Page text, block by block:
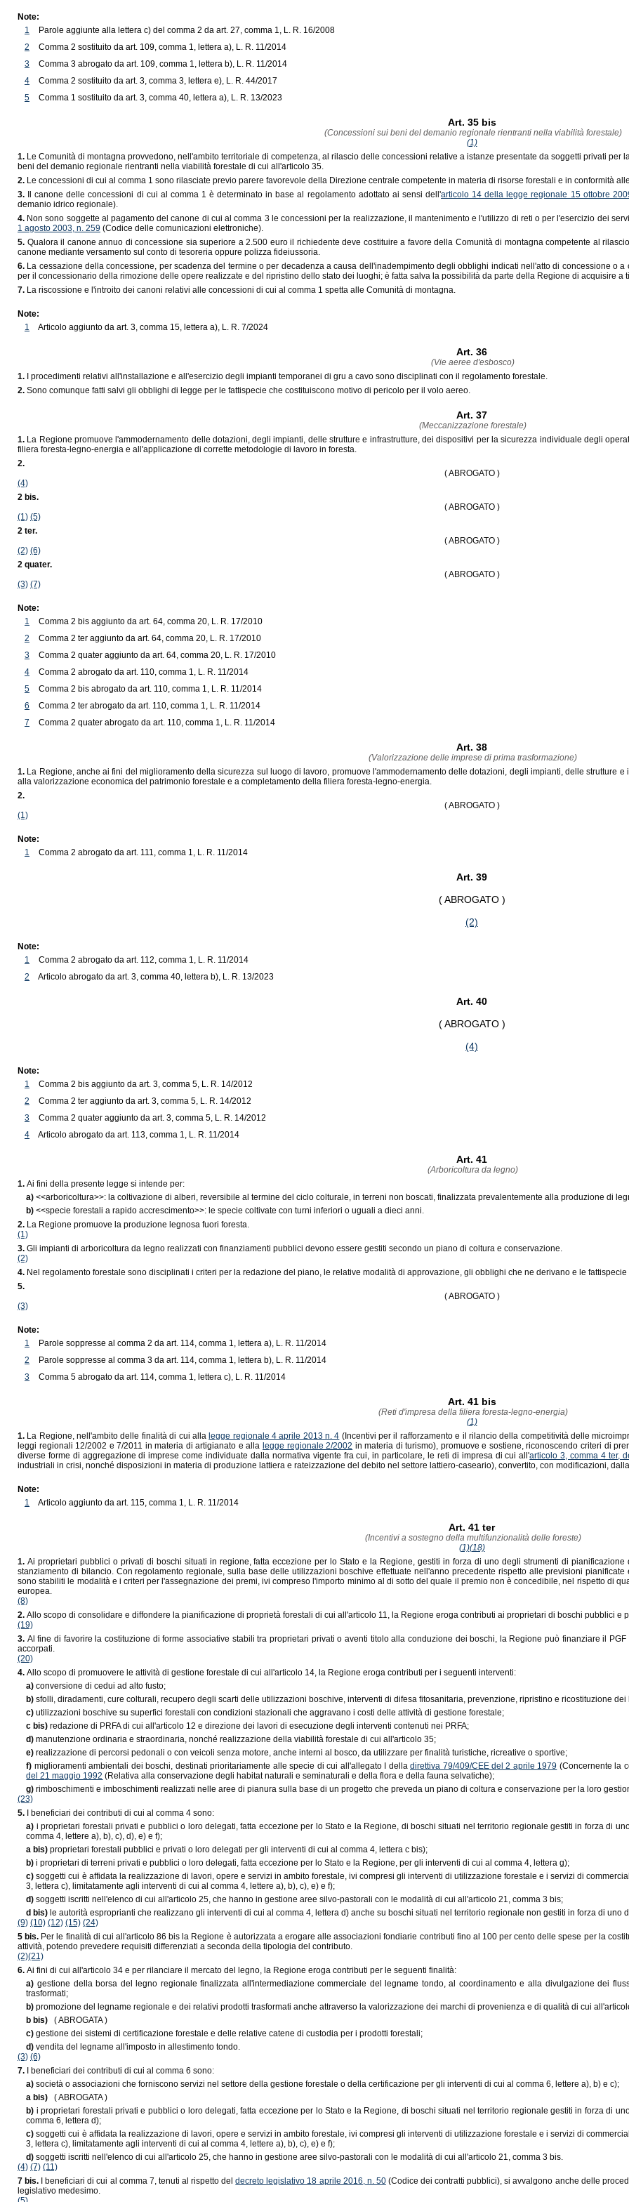
Note:
1
Parole aggiunte alla lettera c) del comma 2 da art. 27, comma 1, L. R. 16/2008
2
Comma 2 sostituito da art. 109, comma 1, lettera a), L. R. 11/2014
3
Comma 3 abrogato da art. 109, comma 1, lettera b), L. R. 11/2014
4
Comma 2 sostituito da art. 3, comma 3, lettera e), L. R. 44/2017
5
Comma 1 sostituito da art. 3, comma 40, lettera a), L. R. 13/2023
Art. 35 bis
(Concessioni sui beni del demanio regionale rientranti nella viabilità forestale)
(1)
1. Le Comunità di montagna provvedono, nell'ambito territoriale di competenza, al rilascio delle concessioni relative a istanze presentate da soggetti privati
beni del demanio regionale rientranti nella viabilità forestale di cui all'articolo 35.
2. Le concessioni di cui al comma 1 sono rilasciate previo parere favorevole della Direzione centrale competente in materia di risorse forestali e in conformità
3.
Il canone delle concessioni di cui al comma 1 è determinato in base al regolamento adottato ai sensi dell'articolo 14 della legge regionale 15 ottobre
demanio idrico regionale).
4. Non sono soggette al pagamento del canone di cui al comma 3 le concessioni per la realizzazione, il mantenimento e l'utilizzo di reti o per l'esercizio dei
1 agosto 2003, n. 259 (Codice delle comunicazioni elettroniche).
5. Qualora il canone annuo di concessione sia superiore a 2.500 euro il richiedente deve costituire a favore della Comunità di montagna competente al
canone mediante versamento sul conto di tesoreria oppure polizza fideiussoria.
6. La cessazione della concessione, per scadenza del termine o per decadenza a causa dell'inadempimento degli obblighi indicati nell'atto di concessione o
per il concessionario della rimozione delle opere realizzate e del ripristino dello stato dei luoghi; è fatta salva la possibilità da parte della Regione di acquisire a
7. La riscossione e l'introito dei canoni relativi alle concessioni di cui al comma 1 spetta alle Comunità di montagna.
Note:
1
Articolo aggiunto da art. 3, comma 15, lettera a), L. R. 7/2024
Art. 36
(Vie aeree d'esbosco)
1.
I procedimenti relativi all'installazione e all'esercizio degli impianti temporanei di gru a cavo sono disciplinati con il regolamento forestale.
2. Sono comunque fatti salvi gli obblighi di legge per le fattispecie che costituiscono motivo di pericolo per il volo aereo.
Art. 37
(Meccanizzazione forestale)
1. La Regione promuove l'ammodernamento delle dotazioni, degli impianti, delle strutture e infrastrutture, dei dispositivi per la sicurezza individuale degli
filiera foresta-legno-energia e all'applicazione di corrette metodologie di lavoro in foresta.
2.
( ABROGATO )
(4)
2 bis.
( ABROGATO )
(1) (5)
2 ter.
( ABROGATO )
(2) (6)
2 quater.
( ABROGATO )
(3) (7)
Note:
1
Comma 2 bis aggiunto da art. 64, comma 20, L. R. 17/2010
2
Comma 2 ter aggiunto da art. 64, comma 20, L. R. 17/2010
3
Comma 2 quater aggiunto da art. 64, comma 20, L. R. 17/2010
4
Comma 2 abrogato da art. 110, comma 1, L. R. 11/2014
5
Comma 2 bis abrogato da art. 110, comma 1, L. R. 11/2014
6
Comma 2 ter abrogato da art. 110, comma 1, L. R. 11/2014
7
Comma 2 quater abrogato da art. 110, comma 1, L. R. 11/2014
Art. 38
(Valorizzazione delle imprese di prima trasformazione)
1. La Regione, anche ai fini del miglioramento della sicurezza sul luogo di lavoro, promuove l'ammodernamento delle dotazioni, degli impianti, delle strutture
alla valorizzazione economica del patrimonio forestale e a completamento della filiera foresta-legno-energia.
2.
( ABROGATO )
(1)
Note:
1
Comma 2 abrogato da art. 111, comma 1, L. R. 11/2014
Art. 39
( ABROGATO )
(2)
Note:
1
Comma 2 abrogato da art. 112, comma 1, L. R. 11/2014
2
Articolo abrogato da art. 3, comma 40, lettera b), L. R. 13/2023
Art. 40
( ABROGATO )
(4)
Note:
1
Comma 2 bis aggiunto da art. 3, comma 5, L. R. 14/2012
2
Comma 2 ter aggiunto da art. 3, comma 5, L. R. 14/2012
3
Comma 2 quater aggiunto da art. 3, comma 5, L. R. 14/2012
4
Articolo abrogato da art. 113, comma 1, L. R. 11/2014
Art. 41
(Arboricoltura da legno)
1. Ai fini della presente legge si intende per:
a)<<arboricoltura>>: la coltivazione di alberi, reversibile al termine del ciclo colturale, in terreni non boscati, finalizzata prevalentemente alla produzione di
b)<<specie forestali a rapido accrescimento>>: le specie coltivate con turni inferiori o uguali a dieci anni.
2. La Regione promuove la produzione legnosa fuori foresta.
(1)
3. Gli impianti di arboricoltura da legno realizzati con finanziamenti pubblici devono essere gestiti secondo un piano di coltura e conservazione.
(2)
4. Nel regolamento forestale sono disciplinati i criteri per la redazione del piano, le relative modalità di approvazione, gli obblighi che ne derivano e le fattispecie
5.
( ABROGATO )
(3)
Note:
1
Parole soppresse al comma 2 da art. 114, comma 1, lettera a), L. R. 11/2014
2
Parole soppresse al comma 3 da art. 114, comma 1, lettera b), L. R. 11/2014
3
Comma 5 abrogato da art. 114, comma 1, lettera c), L. R. 11/2014
Art. 41 bis
(Reti d'impresa della filiera foresta-legno-energia)
(1)
1. La Regione, nell'ambito delle finalità di cui alla legge regionale 4 aprile 2013 n. 4 (Incentivi per il rafforzamento e il rilancio della competitività delle
leggi regionali 12/2002 e 7/2011 in materia di artigianato e alla legge regionale 2/2002 in materia di turismo), promuove e sostiene, riconoscendo criteri di
diverse forme di aggregazione di imprese come individuate dalla normativa vigente fra cui, in particolare, le reti di impresa di cui all'articolo 3, comma 4 ter,
industriali in crisi, nonché disposizioni in materia di produzione lattiera e rateizzazione del debito nel settore lattiero-caseario), convertito, con modificazioni,
Note:
1
Articolo aggiunto da art. 115, comma 1, L. R. 11/2014
Art. 41 ter
(Incentivi a sostegno della multifunzionalità delle foreste)
(1)(18)
1. Ai proprietari pubblici o privati di boschi situati in regione, fatta eccezione per lo Stato e la Regione, gestiti in forza di uno degli strumenti di
stanziamento di bilancio. Con regolamento regionale, sulla base delle utilizzazioni boschive effettuate nell'anno precedente rispetto alle previsioni
sono stabiliti le modalità e i criteri per l'assegnazione dei premi, ivi compreso l'importo minimo al di sotto del quale il premio non è concedibile, nel rispetto di
europea.
(8)
2. Allo scopo di consolidare e diffondere la pianificazione di proprietà forestali di cui all'articolo 11, la Regione eroga contributi ai proprietari di boschi pubblici e
(19)
3. Al fine di favorire la costituzione di forme associative stabili tra proprietari privati o aventi titolo alla conduzione dei boschi, la Regione può finanziare il
accorpati.
(20)
4. Allo scopo di promuovere le attività di gestione forestale di cui all'articolo 14, la Regione eroga contributi per i seguenti interventi:
a)conversione di cedui ad alto fusto;
b)sfolli, diradamenti, cure colturali, recupero degli scarti delle utilizzazioni boschive, interventi di difesa fitosanitaria, prevenzione, ripristino e ricostituzione
c)utilizzazioni boschive su superfici forestali con condizioni stazionali che aggravano i costi delle attività di gestione forestale;
c bis)redazione di PRFA di cui all'articolo 12 e direzione dei lavori di esecuzione degli interventi contenuti nei PRFA;
d)manutenzione ordinaria e straordinaria, nonché realizzazione della viabilità forestale di cui all'articolo 35;
e)realizzazione di percorsi pedonali o con veicoli senza motore, anche interni al bosco, da utilizzare per finalità turistiche, ricreative o sportive;
f) miglioramenti ambientali dei boschi, destinati prioritariamente alle specie di cui all'allegato I delladirettiva 79/409/CEE del 2 aprile 1979 (Concernente la
del 21 maggio 1992 (Relativa alla conservazione degli habitat naturali e seminaturali e della flora e della fauna selvatiche);
g)rimboschimenti e imboschimenti realizzati nelle aree di pianura sulla base di un progetto che preveda un piano di coltura e conservazione per la loro
(23)
5.
I beneficiari dei contributi di cui al comma 4 sono:
a) i proprietari forestali privati e pubblici o loro delegati, fatta eccezione per lo Stato e la Regione, di boschi situati nel territorio regionale gestiti in forza di
comma 4, lettere a), b), c), d), e) e f);
a bis)proprietari forestali pubblici e privati o loro delegati per gli interventi di cui al comma 4, lettera c bis);
b)i proprietari di terreni privati e pubblici o loro delegati, fatta eccezione per lo Stato e la Regione, per gli interventi di cui al comma 4, lettera g);
c)soggetti cui è affidata la realizzazione di lavori, opere e servizi in ambito forestale, ivi compresi gli interventi di utilizzazione forestale e i servizi di
3, lettera c), limitatamente agli interventi di cui al comma 4, lettere a), b), c), e) e f);
d)soggetti iscritti nell'elenco di cui all'articolo 25, che hanno in gestione aree silvo-pastorali con le modalità di cui all'articolo 21, comma 3 bis;
d bis) le autorità esproprianti che realizzano gli interventi di cui al comma 4, lettera d) anche su boschi situati nel territorio regionale non gestiti in forza di uno
(9) (10) (12) (15) (24)
5 bis. Per le finalità di cui all'articolo 86 bis la Regione è autorizzata a erogare alle associazioni fondiarie contributi fino al 100 per cento delle spese per la
attività, potendo prevedere requisiti differenziati a seconda della tipologia del contributo.
(2)(21)
6. Ai fini di cui all'articolo 34 e per rilanciare il mercato del legno, la Regione eroga contributi per le seguenti finalità:
a)gestione della borsa del legno regionale finalizzata all'intermediazione commerciale del legname tondo, al coordinamento e alla divulgazione dei
trasformati;
b)promozione del legname regionale e dei relativi prodotti trasformati anche attraverso la valorizzazione dei marchi di provenienza e di qualità di cui
b bis)( ABROGATA )
c)gestione dei sistemi di certificazione forestale e delle relative catene di custodia per i prodotti forestali;
d)vendita del legname all'imposto in allestimento tondo.
(3) (6)
7.
I beneficiari dei contributi di cui al comma 6 sono:
a)società o associazioni che forniscono servizi nel settore della gestione forestale o della certificazione per gli interventi di cui al comma 6, lettere a), b) e c);
a bis)( ABROGATA )
b) i proprietari forestali privati e pubblici o loro delegati, fatta eccezione per lo Stato e la Regione, di boschi situati nel territorio regionale gestiti in forza di
comma 6, lettera d);
c)soggetti cui è affidata la realizzazione di lavori, opere e servizi in ambito forestale, ivi compresi gli interventi di utilizzazione forestale e i servizi di
3, lettera c), limitatamente agli interventi di cui al comma 4, lettere a), b), c), e) e f);
d)soggetti iscritti nell'elenco di cui all'articolo 25, che hanno in gestione aree silvo-pastorali con le modalità di cui all'articolo 21, comma 3 bis.
(4) (7) (11)
7 bis.
I beneficiari di cui al comma 7, tenuti al rispetto deldecreto legislativo 18 aprile 2016, n. 50(Codice dei contratti pubblici), si avvalgono anche delle
legislativo medesimo.